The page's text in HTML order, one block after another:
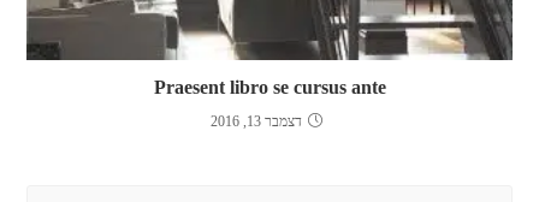
Praesent libro se cursus ante
דצמבר 13, 2016